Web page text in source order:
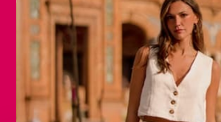
Contact
Questions fréquentes
Conditions de livraison
Échanges et retours